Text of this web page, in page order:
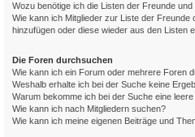
Wozu benötige ich die Listen der Freunde
Wie kann ich Mitglieder zur Liste der
hinzufügen oder diese wieder aus den Listen
Die Foren durchsuchen
Wie kann ich ein Forum oder mehrere Foren
Weshalb erhalte ich bei der Suche keine
Warum bekomme ich bei der Suche eine leere
Wie kann ich nach Mitgliedern suchen?
Wie kann ich meine eigenen Beiträge und